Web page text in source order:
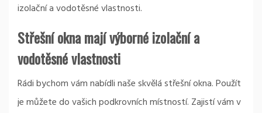
izolační a vodotěsné vlastnosti.
Střešní okna mají výborné izolační a
vodotěsné vlastnosti
Rádi bychom vám nabídli naše skvělá střešní okna. Použít
je můžete do vašich podkrovních místností. Zajistí vám v